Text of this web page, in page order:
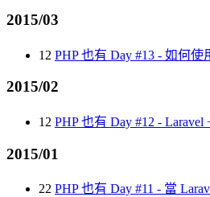
2015/03
12 PHP 也有 Day #13 - 如何使
2015/02
12 PHP 也有 Day #12 -
2015/01
22 PHP 也有 Day #11 - 當